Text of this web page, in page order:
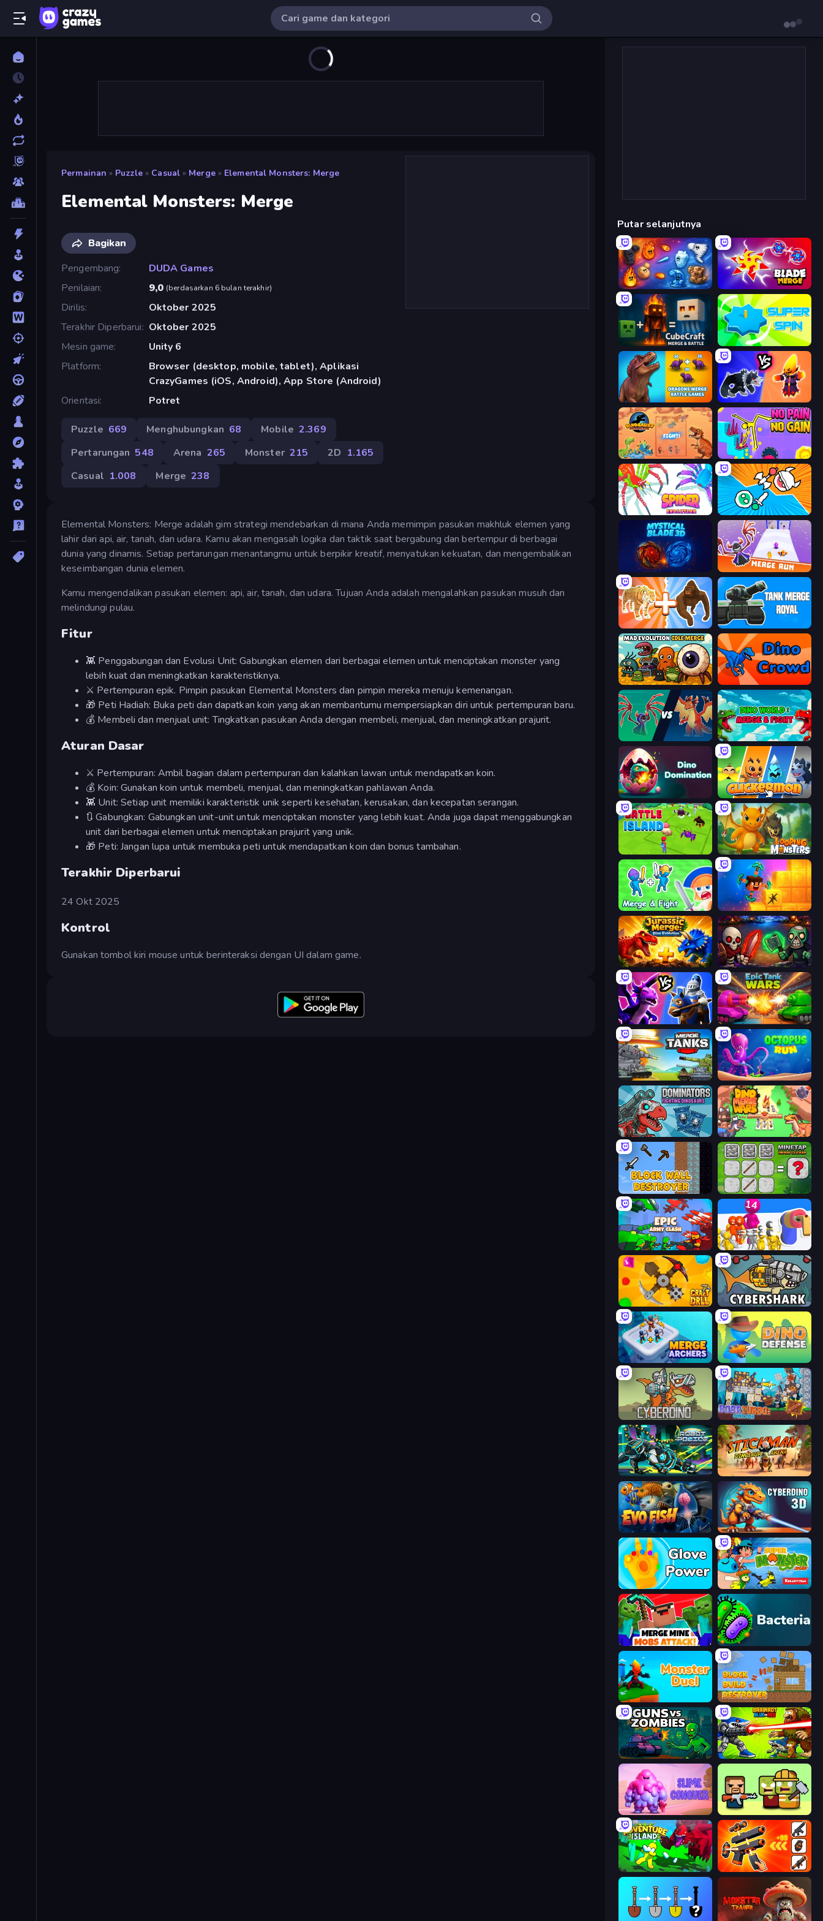
Permainan » Puzzle » Casual » Merge » Elemental Monsters: Merge
Elemental Monsters: Merge
Bagikan
Pengembang
DUDA Games
Penilaian
9,0 (berdasarkan 6 bulan terakhir)
Dirilis
Oktober 2025
Terakhir Diperbarui
Oktober 2025
Mesin game
Unity 6
Platform
Browser (desktop, mobile, tablet), Aplikasi
CrazyGames (iOS, Android), App Store (Android)
Orientasi
Potret
Puzzle 669 Menghubungkan 68 Mobile 2.369
Pertarungan 548 Arena 265 Monster 215 2D 1.165
Casual 1.008 Merge 238
Elemental Monsters: Merge adalah gim strategi mendebarkan di mana Anda memimpin pasukan makhluk elemen yang
lahir dari api, air, tanah, dan udara. Kamu akan mengasah logika dan taktik saat bergabung dan bertempur di berbagai
dunia yang dinamis. Setiap pertarungan menantangmu untuk berpikir kreatif, menyatukan kekuatan, dan mengembalikan
keseimbangan dunia elemen.
Kamu mengendalikan pasukan elemen: api, air, tanah, dan udara. Tujuan Anda adalah mengalahkan pasukan musuh dan
melindungi pulau.
Fitur
👾 Penggabungan dan Evolusi Unit: Gabungkan elemen dari berbagai elemen untuk menciptakan monster yang
lebih kuat dan meningkatkan karakteristiknya.
⚔️ Pertempuran epik. Pimpin pasukan Elemental Monsters dan pimpin mereka menuju kemenangan.
🎁 Peti Hadiah: Buka peti dan dapatkan koin yang akan membantumu mempersiapkan diri untuk pertempuran baru.
💰 Membeli dan menjual unit: Tingkatkan pasukan Anda dengan membeli, menjual, dan meningkatkan prajurit.
Aturan Dasar
⚔️ Pertempuran: Ambil bagian dalam pertempuran dan kalahkan lawan untuk mendapatkan koin.
💰 Koin: Gunakan koin untuk membeli, menjual, dan meningkatkan pahlawan Anda.
👾 Unit: Setiap unit memiliki karakteristik unik seperti kesehatan, kerusakan, dan kecepatan serangan.
🔃 Gabungkan: Gabungkan unit-unit untuk menciptakan monster yang lebih kuat. Anda juga dapat menggabungkan
unit dari berbagai elemen untuk menciptakan prajurit yang unik.
🎁 Peti: Jangan lupa untuk membuka peti untuk mendapatkan koin dan bonus tambahan.
Terakhir Diperbarui
24 Okt 2025
Kontrol
Gunakan tombol kiri mouse untuk berinteraksi dengan UI dalam game.
Putar selanjutnya
Elemental Merge Blade Merge
CubeCraft: Merge & Battle Super Spin
Dragons Merge: Battle Games Merge Battle Tactics
Dinosaurs Merge Master No Pain No Gain - Ragdoll Sandbox
Spider Evolution: Runner Game Merge Knights!
Mystical Blade Merge Run
Animal DNA Run Tank Merge Royal
Mad Evolution: Idle Merge Dino Crowd
Monster Battle Dino World: Merge & Fight
Dino Domination Clickermon
Battle Island Looping Monsters
Merge and Fight Merge & Dig!
Jurassic Merge: Dino Evolution Monster Merge
Merge! Dragons vs Knights Tanks Merge
Merge Master Tanks: Tank Wars OctopusRun
Dominators: Fighting Dinosaurs Dino Merge Wars
Block Wall Destroyer MineTap Merge Clicker
Epic Army Clash Shot Blaster
Craft Drill CyberShark
Merge Archers Dino Defense
Bobr Turbo: Craft Cars
Robot Police Iron Panther Stickman: Dinosaur Arena
Evo Fish CyberDino 3D
Glove Power Super Monster Run
Merge Mine: Mobs Attack! Bacteria
Monster Duel Block Build Destroyer
Guns vs Zombies Brainrot Blue Vs Red
Slime Conquer: Epic Battles Zombie Horde: Build & Survive
Adventure Island 2D Pew Pew Dose